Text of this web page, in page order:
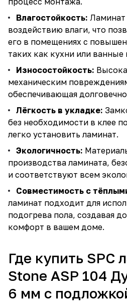
Влагостойкость: Ламинат
воздействию влаги, что
его в помещениях с
таких как кухни или
Износостойкость:
механическим
обеспечивающая
Лёгкость в укладке:
без необходимости в клее
легко установить ламинат.
Экологичность:
производства ламината,
и соответствуют всем
Совместимость с
ламинат подходит для
подогрева пола, создавая
комфорт в вашем доме.
Где купить SPC
Stone ASP 104
6 мм с